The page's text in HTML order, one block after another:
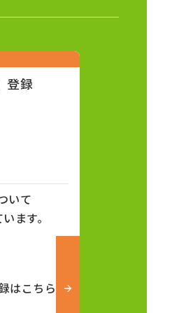
登録
いて
ます。
はこちら